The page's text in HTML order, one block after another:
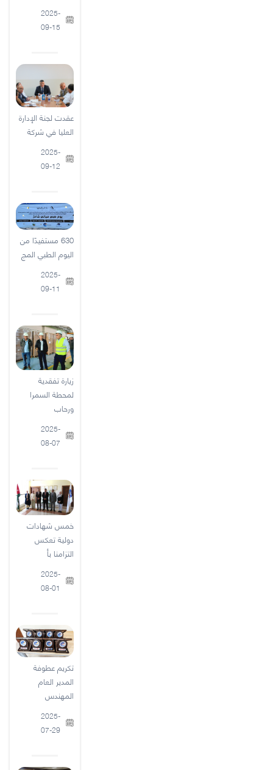
2025-
09-15
عقدت لجنة الإدارة
العليا في شركة
2025-
09-12
630 مستفيدًا من
اليوم الطبي المج
2025-
09-11
زيارة تفقدية
لمحطة السمرا
ورحاب
2025-
08-07
خمس شهادات
دولية تعكس
التزامنا بأ
2025-
08-01
تكريم عطوفة
المدير العام
المهندس
2025-
07-29